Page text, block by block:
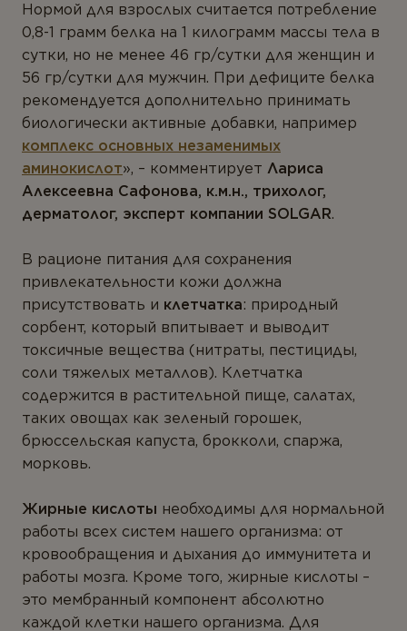
Нормой для взрослых считается потребление
0,8-1 грамм белка на 1 килограмм массы тела в
сутки, но не менее 46 гр/сутки для женщин и
56 гр/сутки для мужчин. При дефиците белка
рекомендуется дополнительно принимать
биологически активные добавки, например
комплекс основных незаменимых
аминокислот», – комментирует Лариса
Алексеевна Сафонова, к.м.н., трихолог,
дерматолог, эксперт компании SOLGAR.
В рационе питания для сохранения
привлекательности кожи должна
присутствовать и клетчатка: природный
сорбент, который впитывает и выводит
токсичные вещества (нитраты, пестициды,
соли тяжелых металлов). Клетчатка
содержится в растительной пище, салатах,
таких овощах как зеленый горошек,
брюссельская капуста, брокколи, спаржа,
морковь.
Жирные кислоты необходимы для нормальной
работы всех систем нашего организма: от
кровообращения и дыхания до иммунитета и
работы мозга. Кроме того, жирные кислоты –
это мембранный компонент абсолютно
каждой клетки нашего организма. Для